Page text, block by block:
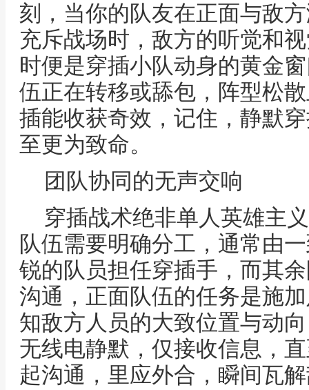
刻，当你的队友在正面与敌
充斥战场时，敌方的听觉和
时便是穿插小队动身的黄金
伍正在转移或舔包，阵型松
插能收获奇效，记住，静默
至更为致命。
团队协同的无声交响
穿插战术绝非单人英雄主
队伍需要明确分工，通常由
锐的队员担任穿插手，而其
沟通，正面队伍的任务是施
知敌方人员的大致位置与动
无线电静默，仅接收信息，
起沟通，里应外合，瞬间瓦